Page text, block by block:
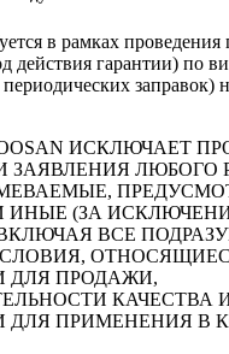
в рамках проведения
действия гарантии) по
заправок)
ИСКЛЮЧАЕТ
ЗАЯВЛЕНИЯ ЛЮБОГО
ИНЫЕ (ЗА
ВСЕ
ДЛЯ ПРОДАЖИ,
КАЧЕСТВА
ДЛЯ ПРИМЕНЕНИЯ В